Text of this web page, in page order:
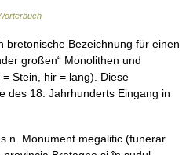
Bezeichnung für einen
großen“ Monolithen und
Stein, hir = lang). Diese
des 18. Jahrhunderts Eingang in
Monument megalitic (funerar